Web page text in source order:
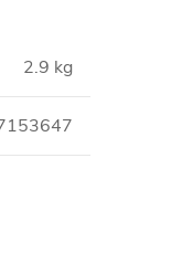
2.9 kg